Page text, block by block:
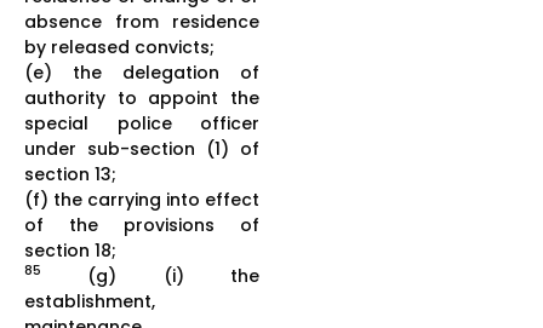
absence from residence
by released convicts;
(e) the delegation of
authority to appoint the
special police officer
under sub-section (1) of
section 13;
(f) the carrying into effect
of the provisions of
section 18;
85
(g) (i) the
establishment,